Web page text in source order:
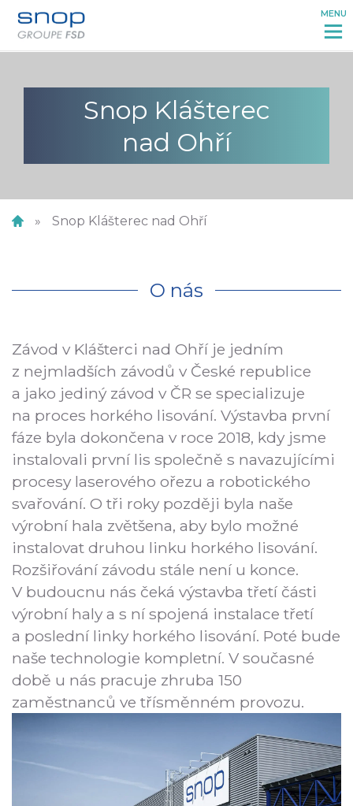
MENU
Snop Klášterec
nad Ohří
Snop Klášterec nad Ohří
O nás
Závod v Klášterci nad Ohří je jedním
z nejmladších závodů v České republice
a jako jediný závod v ČR se specializuje
na proces horkého lisování. Výstavba první
fáze byla dokončena v roce 2018, kdy jsme
instalovali první lis společně s navazujícími
procesy laserového ořezu a robotického
svařování. O tři roky později byla naše
výrobní hala zvětšena, aby bylo možné
instalovat druhou linku horkého lisování.
Rozšiřování závodu stále není u konce.
V budoucnu nás čeká výstavba třetí části
výrobní haly a s ní spojená instalace třetí
a poslední linky horkého lisování. Poté bude
naše technologie kompletní. V současné
době u nás pracuje zhruba 150
zaměstnanců ve třísměnném provozu.